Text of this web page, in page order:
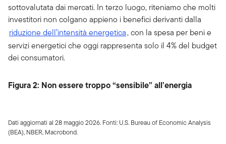
sottovalutata dai mercati. In terzo luogo, riteniamo che molti
investitori non colgano appieno i benefici derivanti dalla
riduzione dell’intensità energetica, con la spesa per beni e
servizi energetici che oggi rappresenta solo il 4% del budget
dei consumatori.
Figura 2: Non essere troppo “sensibile” all’energia
Dati aggiornati al 28 maggio 2026. Fonti: U.S. Bureau of Economic Analysis
(BEA), NBER, Macrobond.